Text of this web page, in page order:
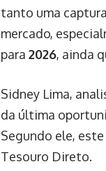
tanto uma
mercado,
para 2026, ainda
Sidney Lima,
da última
Segundo ele,
Tesouro Direto.